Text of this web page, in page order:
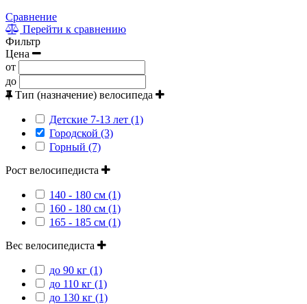
Сравнение
Перейти к сравнению
Фильтр
Цена
от
до
Тип (назначение) велосипеда
Детские 7-13 лет (1)
Городской (3)
Горный (7)
Рост велосипедиста
140 - 180 см (1)
160 - 180 см (1)
165 - 185 см (1)
Вес велосипедиста
до 90 кг (1)
до 110 кг (1)
до 130 кг (1)